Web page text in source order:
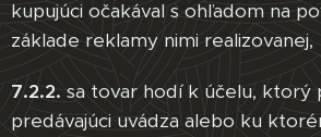
kupujúci očakával s ohľadom na
základe reklamy nimi realizovanej,
7.2.2.sa tovar hodí k účelu, ktorý
predávajúci uvádza alebo ku